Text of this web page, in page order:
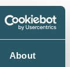
About